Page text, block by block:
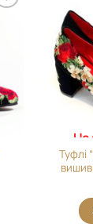
На
Туфлі